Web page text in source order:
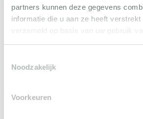
partners kunnen deze gegevens
informatie die u aan ze heeft verstrekt
verzameld op basis van uw gebruik
Noodzakelijk
Voorkeuren
provenzalisches Dorf am Rande
wunderschönen
können Sie viele andere schöne
Mougins und Grasse. Nizza ist